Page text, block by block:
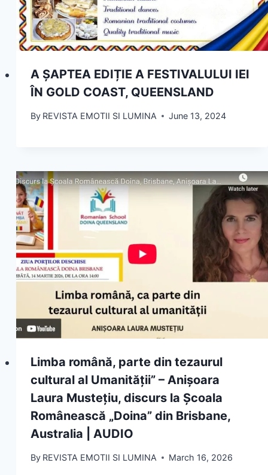
A ȘAPTEA EDIȚIE A FESTIVALULUI IEI
ÎN GOLD COAST, QUEENSLAND
By REVISTA EMOTII SI LUMINA June 13, 2024
Limba română, parte din tezaurul
cultural al Umanității” – Anișoara
Laura Mustețiu, discurs la Școala
Românească „Doina” din Brisbane,
Australia | AUDIO
By REVISTA EMOTII SI LUMINA March 16, 2026